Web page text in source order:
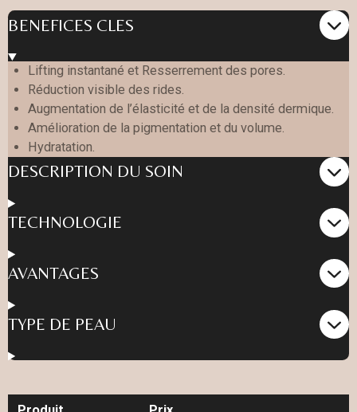
BENEFICES CLES
Lifting instantané et Resserrement des pores.
Réduction visible des rides.
Augmentation de l’élasticité et de la densité dermique.
Amélioration de la pigmentation et du volume.
Hydratation.
DESCRIPTION DU SOIN
TECHNOLOGIE
AVANTAGES
TYPE DE PEAU